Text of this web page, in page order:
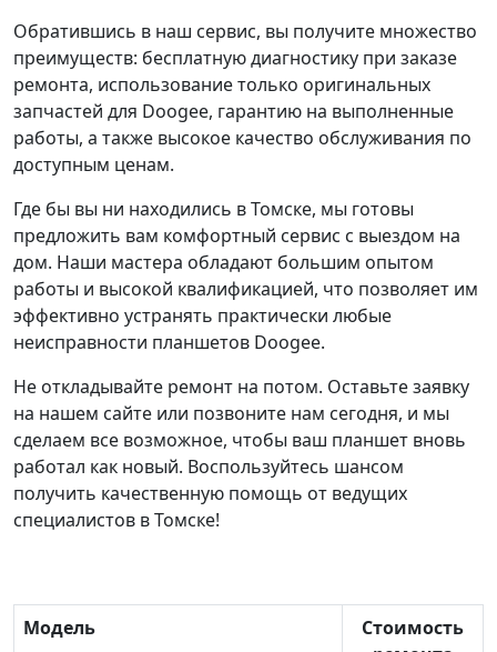
Обратившись в наш сервис, вы получите множество
преимуществ: бесплатную диагностику при заказе
ремонта, использование только оригинальных
запчастей для Doogee, гарантию на выполненные
работы, а также высокое качество обслуживания по
доступным ценам.
Где бы вы ни находились в Томске, мы готовы
предложить вам комфортный сервис с выездом на
дом. Наши мастера обладают большим опытом
работы и высокой квалификацией, что позволяет им
эффективно устранять практически любые
неисправности планшетов Doogee.
Не откладывайте ремонт на потом. Оставьте заявку
на нашем сайте или позвоните нам сегодня, и мы
сделаем все возможное, чтобы ваш планшет вновь
работал как новый. Воспользуйтесь шансом
получить качественную помощь от ведущих
специалистов в Томске!
Модель
Стоимость